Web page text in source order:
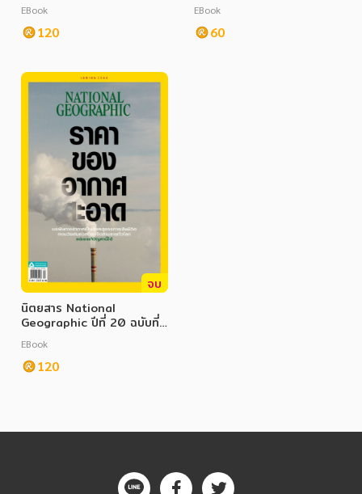
EBook
120
EBook
60
จบ
นิตยสาร National
Geographic ปีที่ 20 ฉบับที่
237 เมษายน 2564
EBook
120